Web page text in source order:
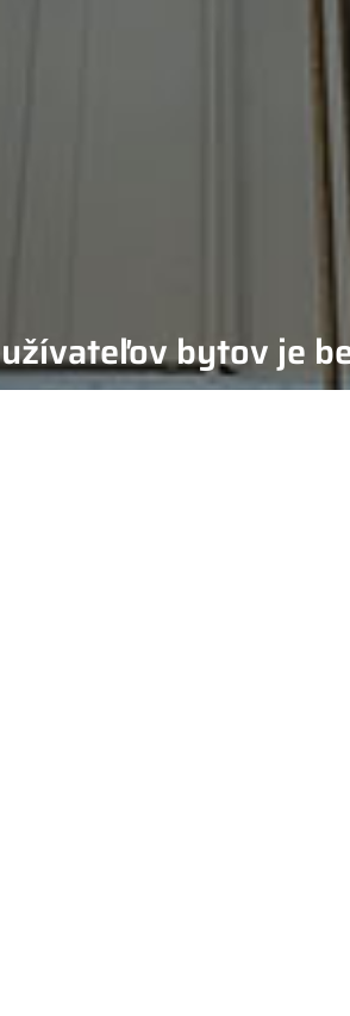
bytov je